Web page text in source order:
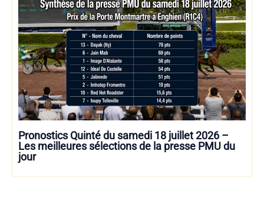
Pronostics Quinté du samedi 18 juillet 2026 –
Les meilleures sélections de la presse PMU du
jour